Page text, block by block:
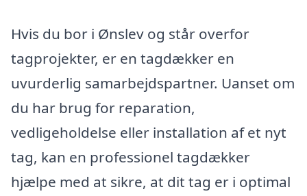
Hvis du bor i Ønslev og står overfor
tagprojekter, er en tagdækker en
uvurderlig samarbejdspartner. Uanset om
du har brug for reparation,
vedligeholdelse eller installation af et nyt
tag, kan en professionel tagdækker
hjælpe med at sikre, at dit tag er i optimal